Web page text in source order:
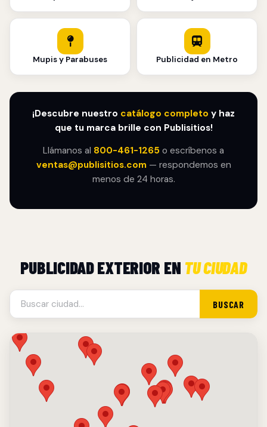
Mupis y Parabuses Publicidad en Metro
¡Descubre nuestro catálogo completo y haz
que tu marca brille con Publisitios!
Llámanos al 800-461-1265 o escríbenos a
ventas@publisitios.com— respondemos en
menos de 24 horas.
PUBLICIDAD EXTERIOR EN TU CIUDAD
BUSCAR